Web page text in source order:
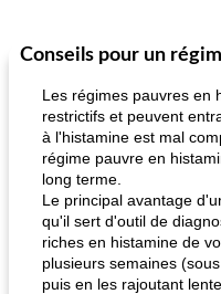
Conseils pour un
Les régimes pauvres en
restrictifs et peuvent
à l'histamine est mal
régime pauvre en
long terme.
Le principal avantage
qu'il sert d'outil de
riches en histamine de
plusieurs semaines
puis en les rajoutant